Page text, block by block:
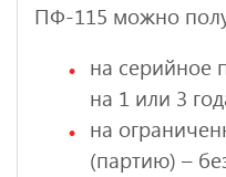
ПФ-115 можно
на серийное
на 1 или 3
на
(партию) –